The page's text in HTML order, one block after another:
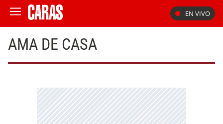
EN VIVO
AMA DE CASA